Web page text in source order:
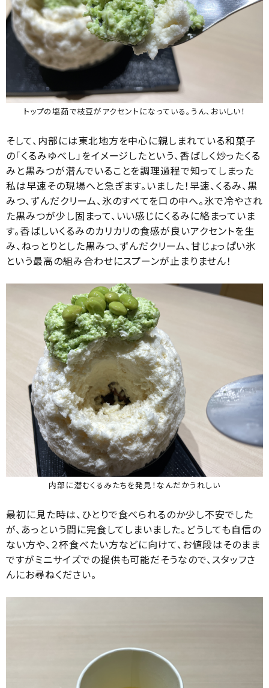
トップの塩茹で枝豆がアクセントになっている。うん、おいしい！
そして、内部には東北地方を中心に親しまれている和菓子
の「くるみゆべし」をイメージしたという、香ばしく炒ったくる
みと黒みつが潜んでいることを調理過程で知ってしまった
私は早速その現場へと急ぎます。いました！早速、くるみ、黒
みつ、ずんだクリーム、氷のすべてを口の中へ。氷で冷やされ
た黒みつが少し固まって、いい感じにくるみに絡まっていま
す。香ばしいくるみのカリカリの食感が良いアクセントを生
み、ねっとりとした黒みつ、ずんだクリーム、甘じょっぱい氷
という最高の組み合わせにスプーンが止まりません！
内部に潜むくるみたちを発見！なんだかうれしい
最初に見た時は、ひとりで食べられるのか少し不安でした
が、あっという間に完食してしまいました。どうしても自信の
ない方や、２杯食べたい方などに向けて、お値段はそのまま
ですがミニサイズでの提供も可能だそうなので、スタッフさ
んにお尋ねください。